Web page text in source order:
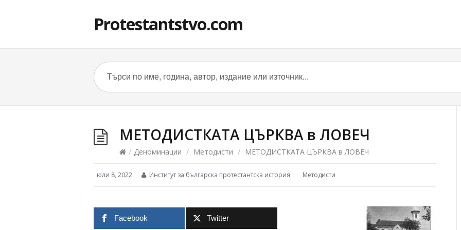
Protestantstvo.com
МЕТОДИСТКАТА ЦЪРКВА в ЛОВЕЧ
/ Деноминации / Методисти / МЕТОДИСТКАТА ЦЪРКВА в ЛОВЕЧ
юли 8, 2022 Институт за българска протестантска история Методисти
Facebook Twitter